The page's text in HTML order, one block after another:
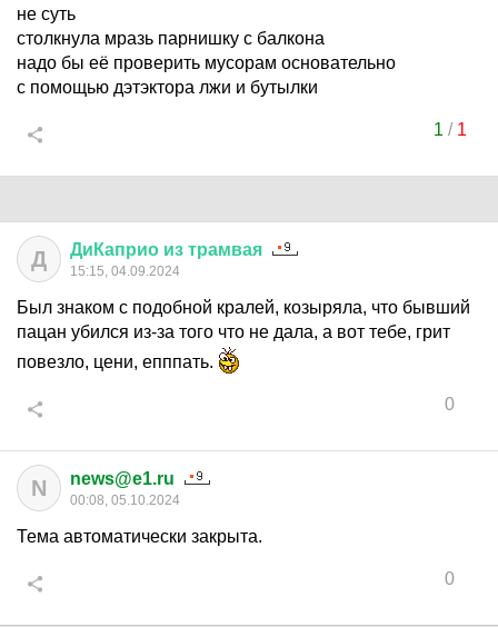
не суть
столкнула мразь парнишку с балкона
надо бы её проверить мусорам основательно
с помощью дэтэктора лжи и бутылки
1 / 1
Д ДиКаприо из трамвая
15:15, 04.09.2024
Был знаком с подобной кралей, козыряла, что бывший
пацан убился из-за того что не дала, а вот тебе, грит
повезло, цени, епппать.
0
N news@e1.ru
00:08, 05.10.2024
Тема автоматически закрыта.
0